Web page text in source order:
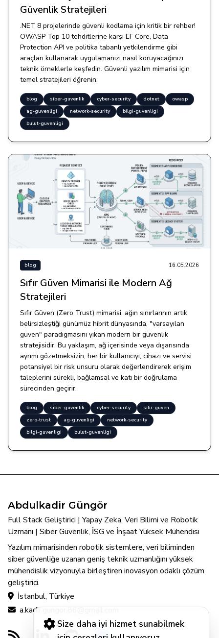
Size daha iyi hizmet sunabilmek
Güvenlik Stratejileri
.NET 8 projelerinde güvenli kodlama için kritik bir rehber!
OWASP Top 10 tehditlerine karşı EF Core, Data
Protection API ve politika tabanlı yetkilendirme gibi
araçları kullanarak uygulamanızı nasıl koruyacağınızı
teknik örneklerle keşfedin. Güvenli yazılım mimarisi için
temel stratejileri öğrenin.
blog siber-guvenlik cyber-security dotnet
owasp
ag-guvenligi
network-security
bilgi-guvenligi
bulut-guvenligi
blog 16.05.2026
Sıfır Güven Mimarisi ile Modern Ağ
Stratejileri
Sıfır Güven (Zero Trust) mimarisi, ağın sınırlarının artık
belirsizleştiği günümüz hibrit dünyasında, "varsayılan
güven" paradigmasını yıkan modern bir güvenlik
stratejisidir. Bu yaklaşım, ağ içerisinde veya dışarısında
ayrımı gözetmeksizin, her bir kullanıcıyı, cihazı ve servisi
potansiyel bir risk unsuru olarak değerlendirerek erişim
taleplerini sürekli, bağlamsal ve katı bir doğrulama
sürecinden geçirir.
blog siber-guvenlik cyber-security
sifir-guven
zero-trust
ag-guvenligi
network-security
bilgi-guvenligi
bulut-guvenligi
Abdulkadir Güngör
Full Stack Geliştirici | Yapay Zeka, Veri Bilimi ve Robotik
Uzmanı | Siber Güvenlik, İSG ve İnşaat Yüksek Mühendisi
Yazılım mimarisinden robotik sistemlere, veri biliminden
siber güvenliğe uzanan geniş teknik uzmanlığını yüksek
mühendislik vizyonuyla birleştiren inovasyon odaklı çözüm
geliştirici.
İstanbul, Türkiye
a.kadir.gungor.86@gmail.com